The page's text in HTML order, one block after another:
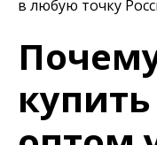
в любую точку